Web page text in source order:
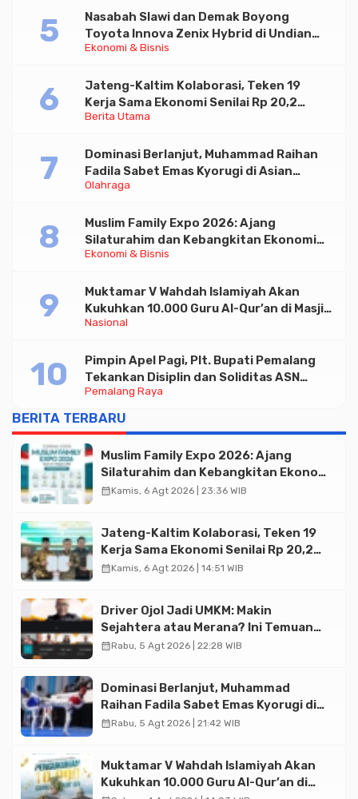
Ekonomi & Bisnis
Nasabah Slawi dan Demak Boyong
Toyota Innova Zenix Hybrid di Undian
Tabungan Bima Bank Jateng
Berita Utama
Jateng-Kaltim Kolaborasi, Teken 19
Kerja Sama Ekonomi Senilai Rp 20,2
Triliun
Olahraga
Dominasi Berlanjut, Muhammad Raihan
Fadila Sabet Emas Kyorugi di Asian
Taekwondo Indonesia Open 2026
Ekonomi & Bisnis
Muslim Family Expo 2026: Ajang
Silaturahim dan Kebangkitan Ekonomi
Halal di Jakarta
Nasional
Muktamar V Wahdah Islamiyah Akan
Kukuhkan 10.000 Guru Al-Qur’an di Masjid
Istiqlal
Pemalang Raya
Pimpin Apel Pagi, Plt. Bupati Pemalang
Tekankan Disiplin dan Soliditas ASN
untuk Pelayanan Publik
BERITA TERBARU
Muslim Family Expo 2026: Ajang
Silaturahim dan Kebangkitan Ekonomi
Halal di Jakarta
calendar_monthKamis, 6 Agt 2026 | 23:36 WIB
Jateng-Kaltim Kolaborasi, Teken 19
Kerja Sama Ekonomi Senilai Rp 20,2
Triliun
calendar_monthKamis, 6 Agt 2026 | 14:51 WIB
Driver Ojol Jadi UMKM: Makin
Sejahtera atau Merana? Ini Temuan
Diskusi Paramadina
calendar_monthRabu, 5 Agt 2026 | 22:28 WIB
Dominasi Berlanjut, Muhammad
Raihan Fadila Sabet Emas Kyorugi di
Asian Taekwondo Indonesia Open
calendar_monthRabu, 5 Agt 2026 | 21:42 WIB
Muktamar V Wahdah Islamiyah Akan
Kukuhkan 10.000 Guru Al-Qur’an di